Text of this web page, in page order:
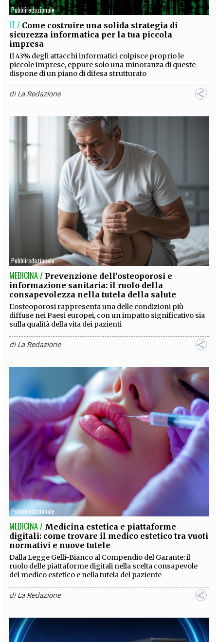
Pubbliredazionale
IT / Come costruire una solida strategia di
sicurezza informatica per la tua piccola
impresa
Il 43% degli attacchi informatici colpisce proprio le
piccole imprese, eppure solo una minoranza di queste
dispone di un piano di difesa strutturato
diLa Redazione
Pubbliredazionale
MEDICINA / Prevenzione dell’osteoporosi e
informazione sanitaria: il ruolo della
consapevolezza nella tutela della salute
L’osteoporosi rappresenta una delle condizioni più
diffuse nei Paesi europei, con un impatto significativo sia
sulla qualità della vita dei pazienti
diLa Redazione
Pubbliredazionale
MEDICINA / Medicina estetica e piattaforme
digitali: come trovare il medico estetico tra vuoti
normativi e nuove tutele
Dalla Legge Gelli-Bianco al Compendio del Garante: il
ruolo delle piattaforme digitali nella scelta consapevole
del medico estetico e nella tutela del paziente
diLa Redazione